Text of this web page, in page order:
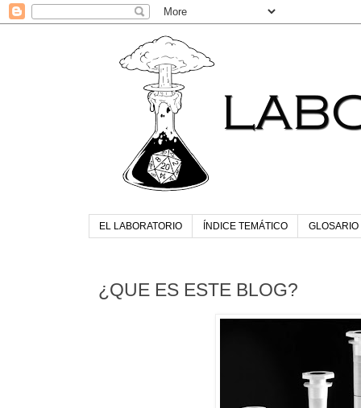
EL LABORATORIO ÍNDICE TEMÁTICO
¿QUE ES ESTE BLOG?